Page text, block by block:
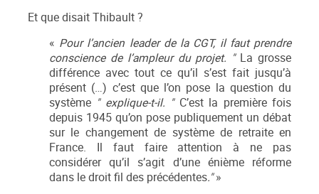
Et que disait Thibault ?
« Pour l’ancien leader de la CGT, il faut prendre
conscience de l’ampleur du projet. "La grosse
différence avec tout ce qu’il s’est fait jusqu’à
présent (…) c’est que l’on pose la question du
système " explique-t-il. " C’est la première fois
depuis 1945 qu’on pose publiquement un débat
sur le changement de système de retraite en
France. Il faut faire attention à ne pas
considérer qu’il s’agit d’une énième réforme
dans le droit fil des précédentes."»